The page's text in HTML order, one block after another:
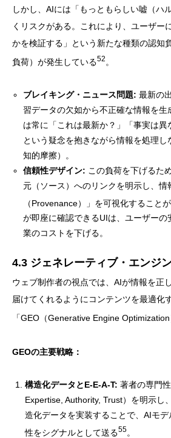
しかし、AIには「もっともらしい嘘（ハ
くリスクがある。これにより、ユーザー
かを検証する」という新たな種類の認知
負荷）が発生している52 。
ブレイキング・ニュース問題: 最新の
習データの欠如から不正確な情報を生
は常に「これは最新か？」「事実は異
という疑念を抱きながら情報を処理
知的摩擦）。
信頼性デザイン: この負荷を下げるた
元（ソース）へのリンクを明示し、情
（Provenance）」を可視化すること
が即座に確認できるUIは、ユーザーの
業のコストを下げる。
4.3 ジェネレーティブ・エンジ
ウェブ制作者の視点では、AIが情報を正
届けてくれるようにコンテンツを最適化
「GEO（Generative Engine
GEOの主要戦略：
構造化データとE-E-A-T: 著者の専門
Expertise, Authority, Trust）を明示し
造化データを実装することで、AIモ
性をシグナルとして送る55。